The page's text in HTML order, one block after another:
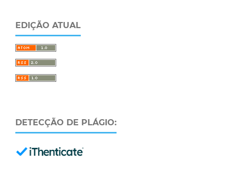
EDIÇÃO ATUAL
DETECÇÃO DE PLÁGIO: